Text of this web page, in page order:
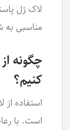
لاک ژل
مناسبی به
چگونه
کنیم؟
استفاده
است. با